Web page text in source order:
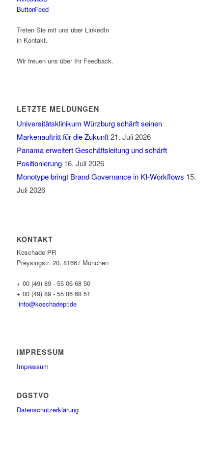
Treten Sie mit uns über LinkedIn
in Kontakt.
Wir freuen uns über Ihr Feedback.
LETZTE MELDUNGEN
Universitätsklinikum Würzburg schärft seinen
Markenauftritt für die Zukunft 21. Juli 2026
Panama erweitert Geschäftsleitung und schärft
Positionierung 16. Juli 2026
Monotype bringt Brand Governance in KI-Workflows 15.
Juli 2026
KONTAKT
Koschade PR
Preysingstr. 20, 81667 München
+ 00 (49) 89 - 55 06 68 50
+ 00 (49) 89 - 55 06 68 51
info@koschadepr.de
IMPRESSUM
Impressum
DGSTVO
Datenschutzerklärung